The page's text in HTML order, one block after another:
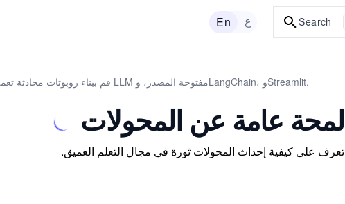
En ع Search
قم ببناء روبوتات محادثة تعمل بالذكاء الاصطناعي باستخدام مكتبات LLM مفتوحة المصدر، وLangChain، وStreamlit.
لمحة عامة عن المحولات
تعرف على كيفية إحداث المحولات ثورة في مجال التعلم العميق.